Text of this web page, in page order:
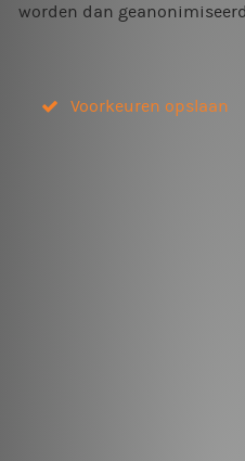
worden dan
Voorkeuren opslaan